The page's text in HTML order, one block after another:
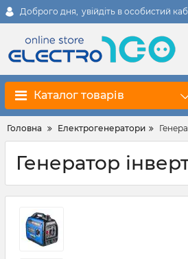
Доброго дня, увійдіть в особистий
Каталог товарів
Головна Електрогенератори
Генератор